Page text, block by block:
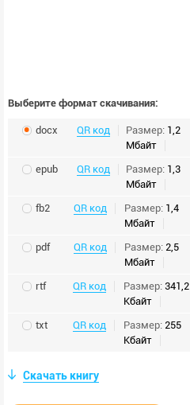
Выберите формат скачивания:
docx QR код Размер: 1,2
Мбайт
epub QR код Размер: 1,3
Мбайт
fb2 QR код Размер: 1,4
Мбайт
pdf QR код Размер: 2,5
Мбайт
rtf QR код Размер: 341,2
Кбайт
txt QR код Размер: 255
Кбайт
Скачать книгу